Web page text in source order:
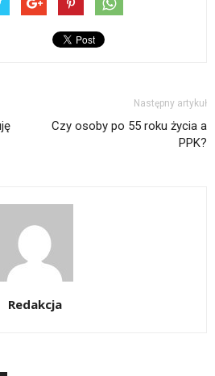
Następny artykuł
Czy osoby po 55 roku życia a
PPK?
Redakcja